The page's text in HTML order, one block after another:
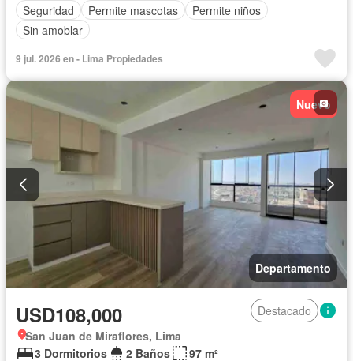
Seguridad
Permite mascotas
Permite niños
Sin amoblar
9 jul. 2026 en - Lima Propiedades
Nuevo
Departamento
USD108,000
Destacado
San Juan de Miraflores, Lima
3 Dormitorios
2 Baños
97 m²